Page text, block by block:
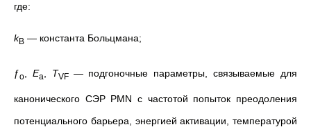
где:
kB — константа Больцмана;
ƒo Ea TVF —подгоночные параметры, связываемые для
канонического СЭР PMN с частотой попыток преодоления
потенциального барьера, энергией активации, температурой